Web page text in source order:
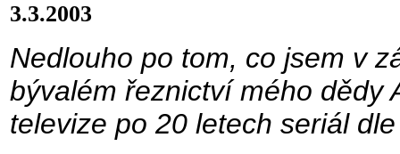
3.3.2003
Nedlouho po tom, co jsem v
bývalém řeznictví mého dědy
televize po 20 letech seriál